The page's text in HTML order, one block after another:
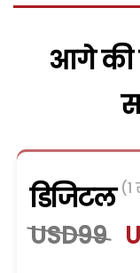
आगे की
डिजिटल (1
USD99